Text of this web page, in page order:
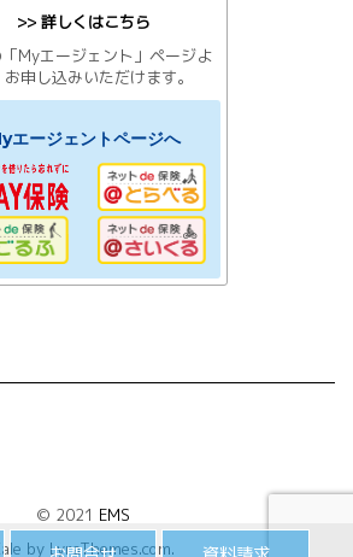
>> 詳しくはこちら
Myエージェント」ページよ
お申し込みいただけます。
エージェントページへ
© 2021 EMS
by LyraThemes.com.